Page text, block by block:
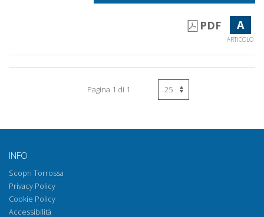
PDF A
ARTICOLO
Pagina 1 di 1
INFO
Scopri Torrossa
Privacy Policy
Cookie Policy
Accessibilità